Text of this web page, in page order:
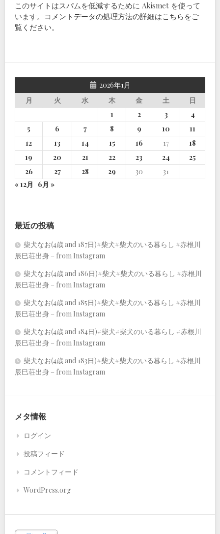
このサイトはスパムを低減するために Akismet を使って
います。 コメントデータの処理方法の詳細はこちらをご
覧ください。
2026年1月
月
火 水 木 金 土
日
1
2 3
4
5
6 7 8 9 10
11
12
13 14 15 16 17
18
19
20 21 22 23 24
25
26
27 28 29 30
31
« 12月
6月 »
最近の投稿
柴犬なお(4歳 and 187日)#柴犬#柴犬のいる暮らし #赤根川
辰巳荘出身 – from Instagram
柴犬なお(4歳 and 186日)#柴犬#柴犬のいる暮らし #赤根川
辰巳荘出身 – from Instagram
柴犬なお(4歳 and 185日)#柴犬#柴犬のいる暮らし #赤根川
辰巳荘出身 – from Instagram
柴犬なお(4歳 and 184日)#柴犬#柴犬のいる暮らし #赤根川
辰巳荘出身 – from Instagram
柴犬なお(4歳 and 183日)#柴犬#柴犬のいる暮らし #赤根川
辰巳荘出身 – from Instagram
メタ情報
ログイン
投稿フィード
コメントフィード
WordPress.org